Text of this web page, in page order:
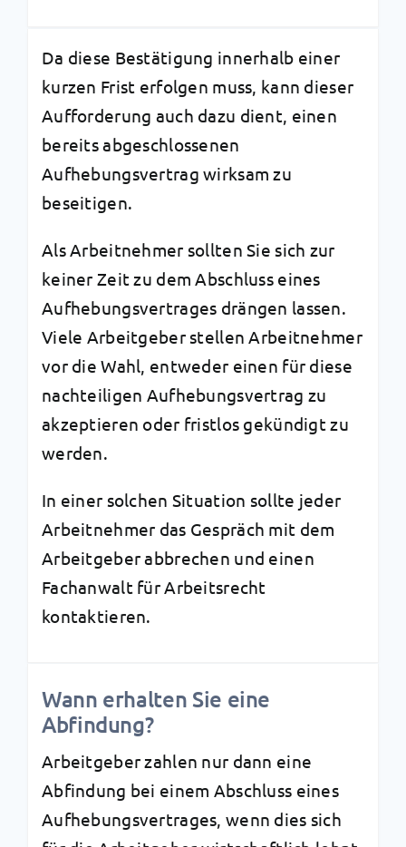
Da diese Bestätigung innerhalb einer
kurzen Frist erfolgen muss, kann dieser
Aufforderung auch dazu dient, einen
bereits abgeschlossenen
Aufhebungsvertrag wirksam zu
beseitigen.
Als Arbeitnehmer sollten Sie sich zur
keiner Zeit zu dem Abschluss eines
Aufhebungsvertrages drängen lassen.
Viele Arbeitgeber stellen Arbeitnehmer
vor die Wahl, entweder einen für diese
nachteiligen Aufhebungsvertrag zu
akzeptieren oder fristlos gekündigt zu
werden.
In einer solchen Situation sollte jeder
Arbeitnehmer das Gespräch mit dem
Arbeitgeber abbrechen und einen
Fachanwalt für Arbeitsrecht
kontaktieren.
Wann erhalten Sie eine
Abfindung?
Arbeitgeber zahlen nur dann eine
Abfindung bei einem Abschluss eines
Aufhebungsvertrages, wenn dies sich